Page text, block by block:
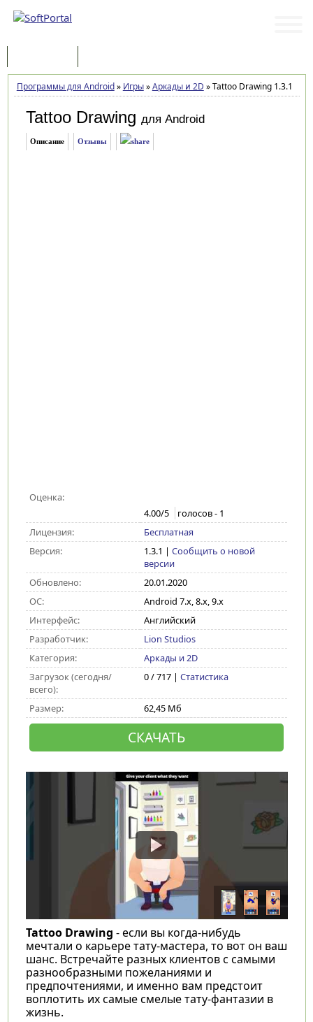
Программы для Android» Игры»Аркады и 2D »Tattoo Drawing 1.3.1
Tattoo Drawing для Android
Описание Отзывы
Оценка:
4.00/5 голосов - 1
Лицензия:
Бесплатная
Версия:
1.3.1 | Сообщить о новой
версии
Обновлено:
20.01.2020
ОС:
Android 7.x, 8.x, 9.x
Интерфейс:
Английский
Разработчик:
Lion Studios
Категория:
Аркады и 2D
Загрузок (сегодня/
всего):
0 / 717 | Статистика
Размер: 62,45 Мб
СКАЧАТЬ
Tattoo Drawing - если вы когда-нибудь
мечтали о карьере тату-мастера, то вот он ваш
шанс. Встречайте разных клиентов с самыми
разнообразными пожеланиями и
предпочтениями, и именно вам предстоит
воплотить их самые смелые тату-фантазии в
жизнь.